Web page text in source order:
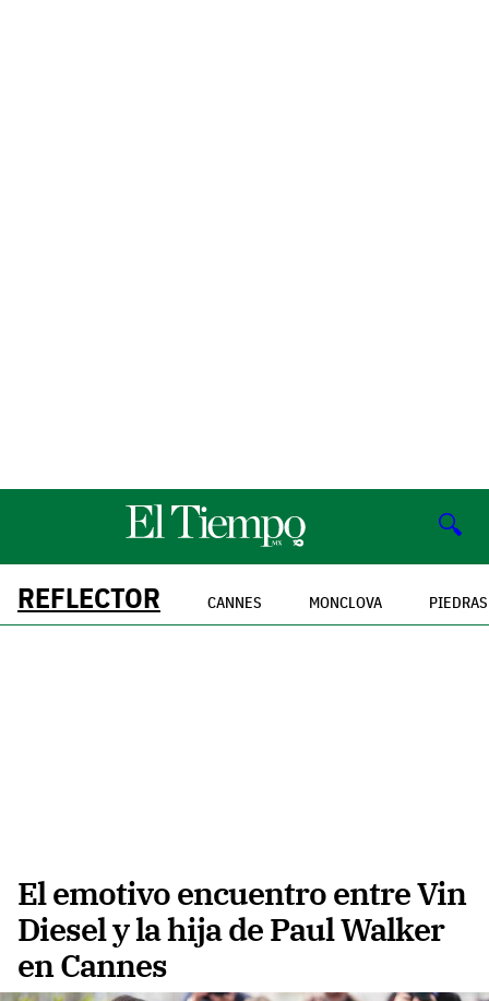
🔍
REFLECTOR CANNES MONCLOVA
El emotivo encuentro entre Vin
Diesel y la hija de Paul Walker
en Cannes